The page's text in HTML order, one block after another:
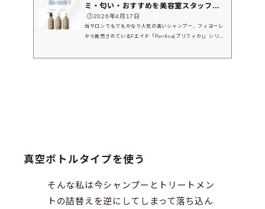
ミ・匂い・おすすめを美容室スタッフが
解説
🕒️2026年4月17日
当サロンでもでもかなり人気の高いシャンプー、フィヨーレ
から発売されているFエイド「Purifica(プリフィカ)」シリー
真空ボトルタイプを使う
そんな私は今シャンプーとトリートメン
トの詰替えを逆にしてしまって落ち込ん